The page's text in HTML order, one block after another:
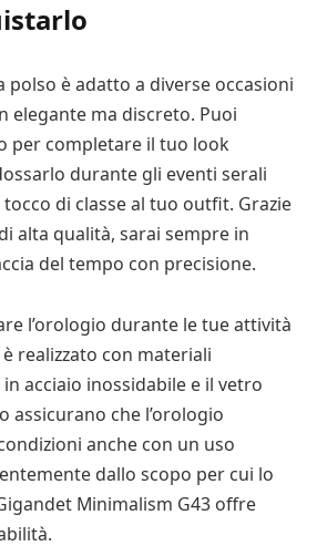
polso è adatto a diverse occasioni
elegante ma discreto. Puoi
per completare il tuo look
durante gli eventi serali
di classe al tuo outfit. Grazie
alta qualità, sarai sempre in
del tempo con precisione.
l’orologio durante le tue attività
realizzato con materiali
acciaio inossidabile e il vetro
assicurano che l’orologio
anche con un uso
dallo scopo per cui lo
Minimalism G43 offre